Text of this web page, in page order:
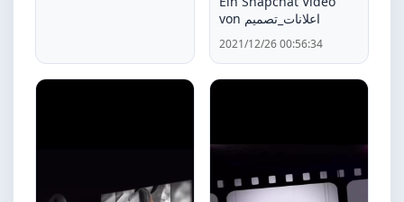
von اعلانات_تصميم
2021/12/26 00:56:34